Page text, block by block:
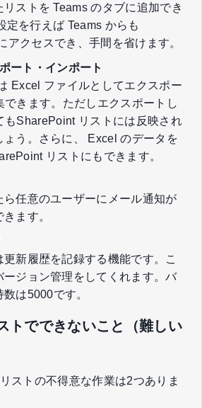
ストを Teams のタブに追加でき
定を行えば Teams からも
アクセスでき、手間を省けます。
ート・インポート
Excel ファイルとしてエクスポー
できます。ただしエクスポートし
もSharePoint リストには反映され
ょう。さらに、 Excel のデータを
リストにもできます。
ら任意のユーザーにメール通知が
ます。
新履歴を記録する機能です。こ
ージョン管理をしてくれます。バ
は5000です。
トでできないこと（難しい
ストの不得意な作業は2つありま